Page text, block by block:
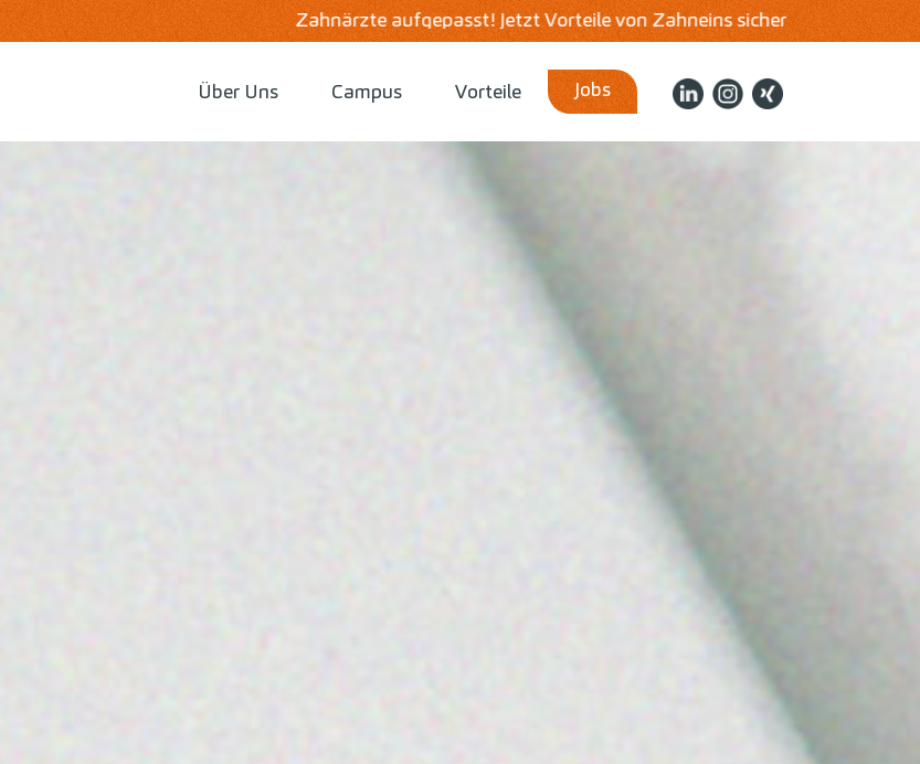
Zahnärzte aufgepasst! Jetzt Vorteile von Zahneins sichern! Schnell & unkompliziert bewerben!
Über Uns Campus Vorteile Jobs